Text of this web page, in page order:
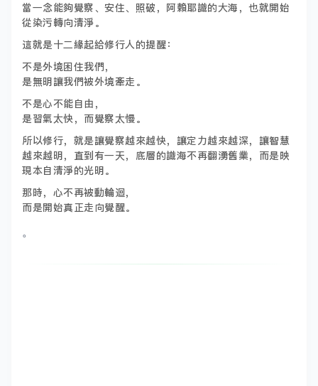
當一念能夠覺察、安住、照破，阿賴耶識的大海，也就開始
從染污轉向清淨。
這就是十二緣起給修行人的提醒：
不是外境困住我們，
是無明讓我們被外境牽走。
不是心不能自由，
是習氣太快，而覺察太慢。
所以修行，就是讓覺察越來越快，讓定力越來越深，讓智慧
越來越明，直到有一天，底層的識海不再翻湧舊業，而是映
現本自清淨的光明。
那時，心不再被動輪迴，
而是開始真正走向覺醒。
。